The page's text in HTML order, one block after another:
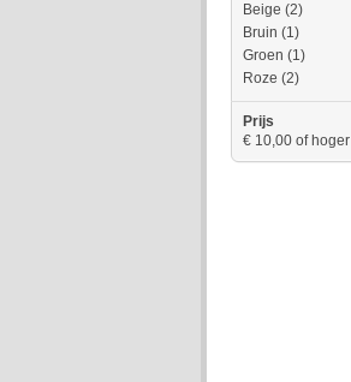
Beige (2)
Bruin (1)
Groen (1)
Roze (2)
Prijs
€ 10,00 of hoger